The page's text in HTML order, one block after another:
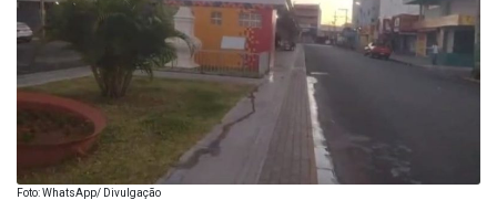
Foto: WhatsApp/ Divulgação